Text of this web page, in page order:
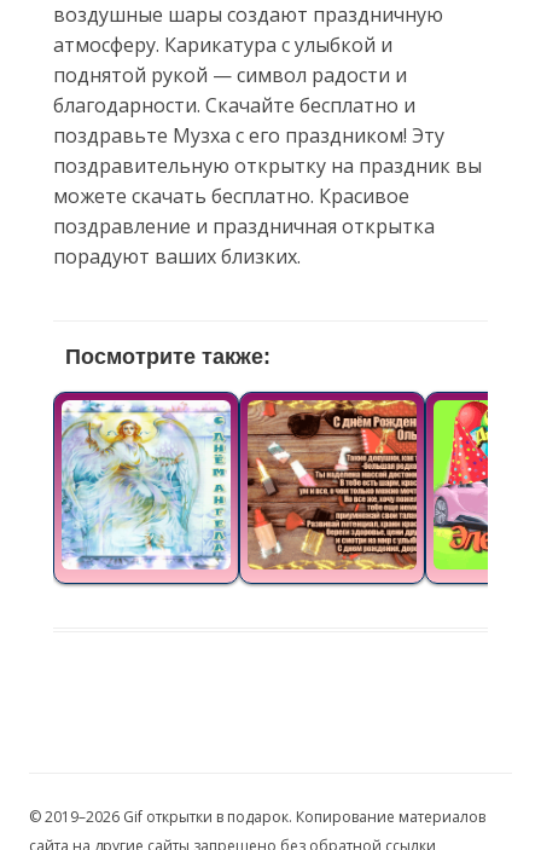
воздушные шары создают праздничную
атмосферу. Карикатура с улыбкой и
поднятой рукой — символ радости и
благодарности. Скачайте бесплатно и
поздравьте Музха с его праздником! Эту
поздравительную открытку на праздник вы
можете скачать бесплатно. Красивое
поздравление и праздничная открытка
порадуют ваших близких.
Посмотрите также:
© 2019–2026 Gif открытки в подарок. Копирование материалов
сайта на другие сайты запрещено без обратной ссылки